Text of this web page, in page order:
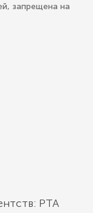
запрещена на
РТА